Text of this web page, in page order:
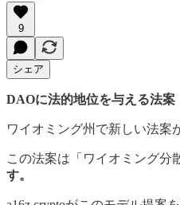
9
シェア
DAOに法的地位を与える法案
ワイオミング州で新しい法案
この法案は「ワイオミング分
す。